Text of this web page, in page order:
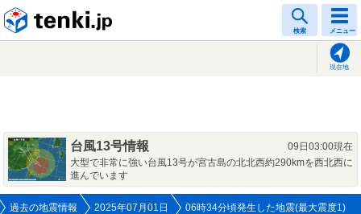
検索 メニュー
現在地
台風13号情報
09日03:00現在
大型で非常に強い台風13号が宮古島の北北西約290kmを西北西に
進んでいます
過去の地震情報 2025年07月01日 06時34分頃発生した地震(最大震度1)